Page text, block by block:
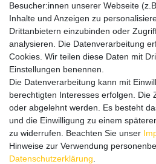
Bitte entschuldigen Sie, wenn wir
betrieblicher Auslastung nicht
Schreiben Sie uns gerne eine E-
und der Bitte um
Wir rufen Sie
Wir versenden in die
Versandkostenfrei
Besucher:innen unserer Webseite
Inhalte und Anzeigen zu
Drittanbietern einzubinden oder
analysieren. Die Datenverarbeitung
Cookies. Wir teilen diese Daten mit
Einstellungen benennen.
Die Datenverarbeitung kann mit
berechtigten Interesses erfolgen. Die
oder abgelehnt werden. Es besteht
und die Einwilligung zu einem
zu widerrufen. Beachten Sie unser
Hinweise zur Verwendung
Daten­schutz­erklärung